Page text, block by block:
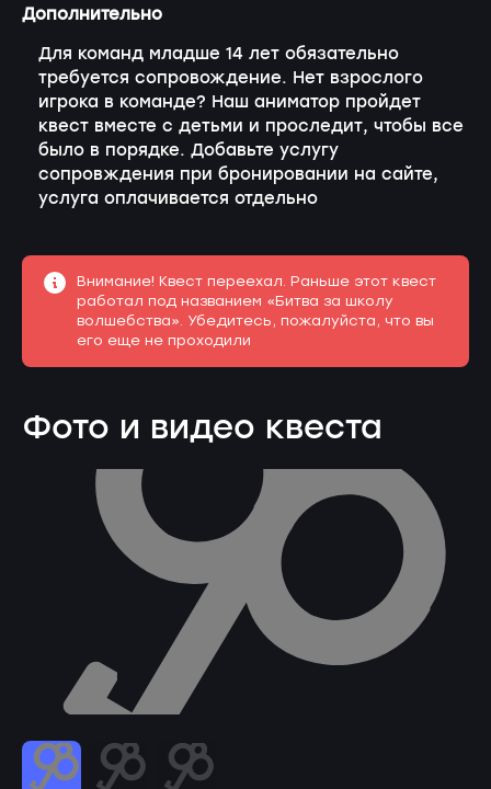
Дополнительно
Для команд младше 14 лет обязательно
требуется сопровождение. Нет взрослого
игрока в команде? Наш аниматор пройдет
квест вместе с детьми и проследит, чтобы все
было в порядке. Добавьте услугу
сопровждения при бронировании на сайте,
услуга оплачивается отдельно
Внимание! Квест переехал. Раньше этот квест
работал под названием «Битва за школу
волшебства». Убедитесь, пожалуйста, что вы
его еще не проходили
Фото и видео квеста